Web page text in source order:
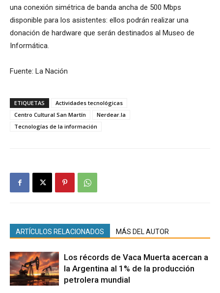
una conexión simétrica de banda ancha de 500 Mbps
disponible para los asistentes: ellos podrán realizar una
donación de hardware que serán destinados al Museo de
Informática.
Fuente: La Nación
ETIQUETAS
Actividades tecnológicas
Centro Cultural San Martín
Nerdear.la
Tecnologías de la información
ARTÍCULOS RELACIONADOS MÁS DEL AUTOR
Los récords de Vaca Muerta acercan a
la Argentina al 1% de la producción
petrolera mundial